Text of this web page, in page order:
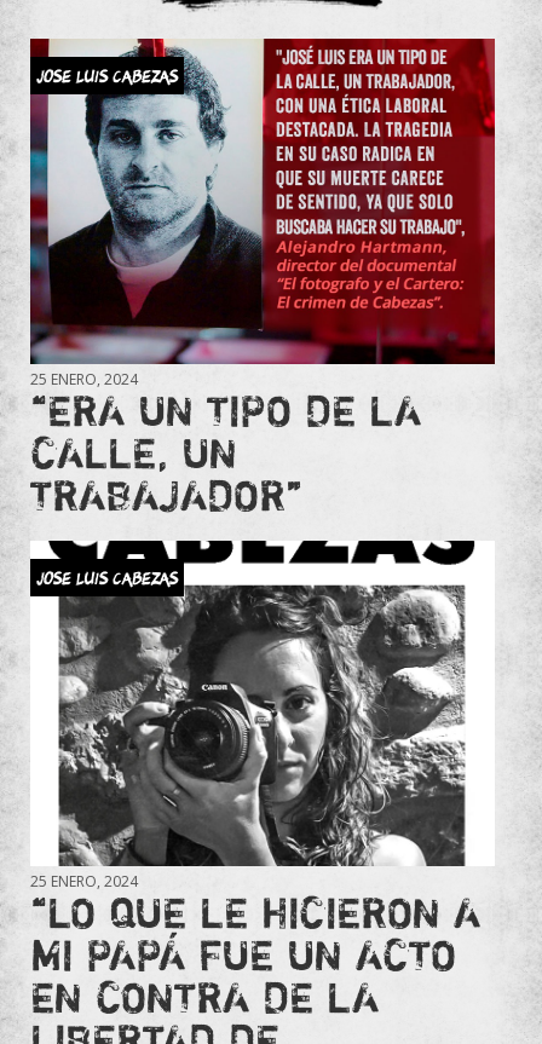
JOSE LUIS CABEZAS
25 ENERO, 2024
“ERA UN TIPO DE LA
CALLE, UN
TRABAJADOR”
JOSE LUIS CABEZAS
25 ENERO, 2024
“LO QUE LE HICIERON A
MI PAPÁ FUE UN ACTO
EN CONTRA DE LA